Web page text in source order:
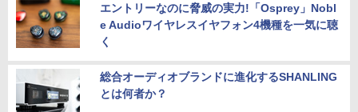
エントリーなのに脅威の実力!「Osprey」Nobl
e Audioワイヤレスイヤフォン4機種を一気に聴
く
総合オーディオブランドに進化するSHANLING
とは何者か？